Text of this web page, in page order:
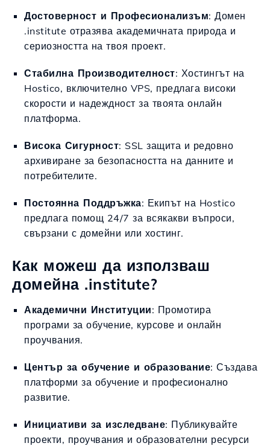
Достоверност и Професионализъм: Домен
.institute отразява академичната природа и
сериозността на твоя проект.
Стабилна Производителност: Хостингът на
Hostico, включително VPS, предлага високи
скорости и надеждност за твоята онлайн
платформа.
Висока Сигурност: SSL защита и редовно
архивиране за безопасността на данните и
потребителите.
Постоянна Поддръжка: Екипът на Hostico
предлага помощ 24/7 за всякакви въпроси,
свързани с домейни или хостинг.
Как можеш да използваш
домейна .institute?
Академични Институции: Промотира
програми за обучение, курсове и онлайн
проучвания.
Център за обучение и образование: Създава
платформи за обучение и професионално
развитие.
Инициативи за изследване: Публикувайте
проекти, проучвания и образователни ресурси